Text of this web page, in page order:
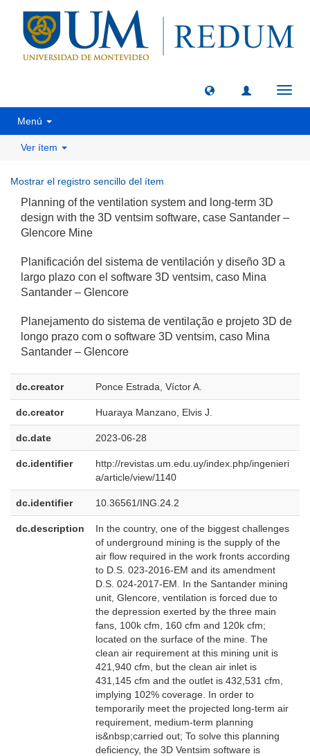
Menú
Ver ítem
Mostrar el registro sencillo del ítem
Planning of the ventilation system and long-term 3D
design with the 3D ventsim software, case Santander –
Glencore Mine
Planificación del sistema de ventilación y diseño 3D a
largo plazo con el software 3D ventsim, caso Mina
Santander – Glencore
Planejamento do sistema de ventilação e projeto 3D de
longo prazo com o software 3D ventsim, caso Mina
Santander – Glencore
dc.creator Ponce Estrada, Víctor A.
dc.creator Huaraya Manzano, Elvis J.
dc.date 2023-06-28
dc.identifier
http://revistas.um.edu.uy/index.php/ingenieri
a/article/view/1140
dc.identifier 10.36561/ING.24.2
dc.description
In the country, one of the biggest challenges
of underground mining is the supply of the
air flow required in the work fronts according
to D.S. 023-2016-EM and its amendment
D.S. 024-2017-EM. In the Santander mining
unit, Glencore, ventilation is forced due to
the depression exerted by the three main
fans, 100k cfm, 160 cfm and 120k cfm;
located on the surface of the mine. The
clean air requirement at this mining unit is
421,940 cfm, but the clean air inlet is
431,145 cfm and the outlet is 432,531 cfm,
implying 102% coverage. In order to
temporarily meet the projected long-term air
requirement, medium-term planning
is&nbsp;carried out; To solve this planning
deficiency, the 3D Ventsim software is